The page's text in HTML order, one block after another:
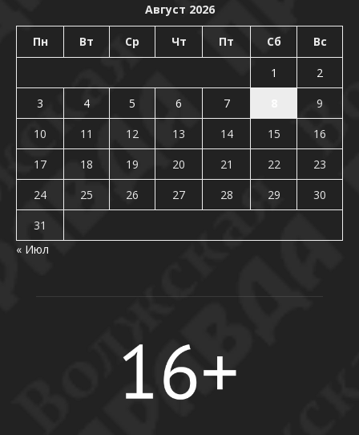
Август 2026
Пн Вт Ср Чт Пт Сб Вс
1
2
3
4 5 6 7
9
10
11 12 13 14 15
16
17
18 19 20 21 22
23
24
25 26 27 28 29
30
31
« Июл